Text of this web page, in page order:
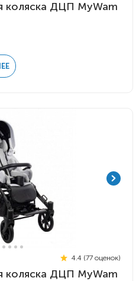
коляска ДЦП MyWam
4.4 (77 оценок)
коляска ДЦП MyWam